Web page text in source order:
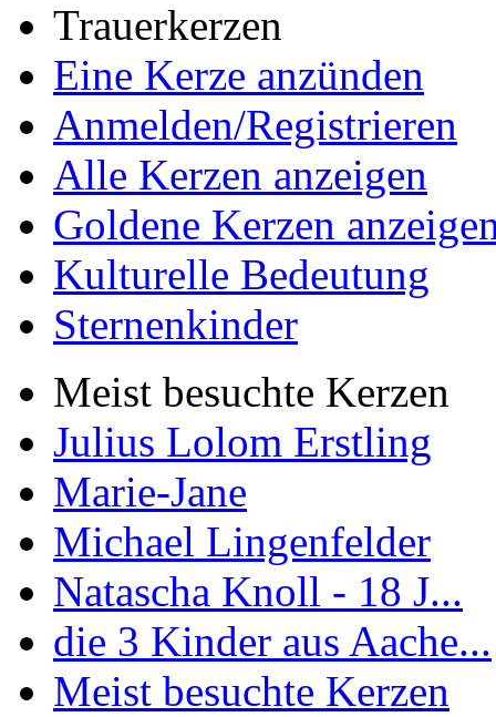
Trauerkerzen
Eine Kerze anzünden
Anmelden/Registrieren
Alle Kerzen anzeigen
Goldene Kerzen
Kulturelle Bedeutung
Sternenkinder
Meist besuchte Kerzen
Julius Lolom Erstling
Marie-Jane
Michael Lingenfelder
Natascha Knoll - 18 J...
die 3 Kinder aus Aache...
Meist besuchte Kerzen